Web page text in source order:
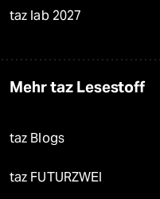
taz lab 2027
Mehr taz Lesestoff
taz Blogs
taz FUTURZWEI